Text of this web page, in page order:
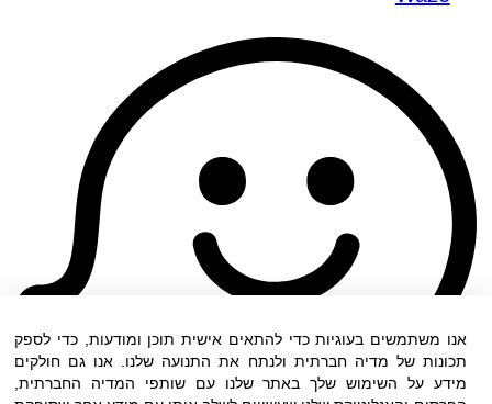
אנו משתמשים בעוגיות כדי להתאים אישית תוכן ומודעות, כדי לספק
תכונות של מדיה חברתית ולנתח את התנועה שלנו. אנו גם חולקים
מידע על השימוש שלך באתר שלנו עם שותפי המדיה החברתית,